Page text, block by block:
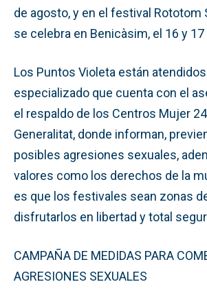
de agosto, y en el festival Rototom
se celebra en Benicàsim, el 16 y
Los Puntos Violeta están
especializado que cuenta con el
el respaldo de los Centros Mujer
Generalitat, donde informan,
posibles agresiones sexuales,
valores como los derechos de la
es que los festivales sean zonas
disfrutarlos en libertad y total
CAMPAÑA DE MEDIDAS PARA
AGRESIONES SEXUALES